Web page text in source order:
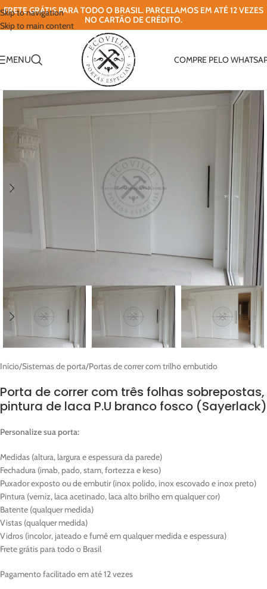
Skip to navigation
Skip to main content
FRETE GRÁTIS PARA TODO O BRASIL. PARCELAMOS EM ATÉ 12 VEZES
NO CARTÃO DE CRÉDITO.
MENU COMPRE PELO
Início/Sistemas de porta/Portas de correr com trilho embutido
Porta de correr com três folhas sobrepostas,
pintura de laca P.U branco fosco (Sayerlack)
Personalize sua porta:
Medidas (altura, largura e espessura da parede)
Fechadura (imab, pado, stam, fortezza e keso)
Puxador exposto ou de embutir (inox polido, inox escovado e inox preto)
Pintura (verniz, laca acetinado, laca alto brilho em qualquer cor)
Batente (qualquer medida)
Vistas (qualquer medida)
Vidros (incolor, jateado e fumê em qualquer medida e espessura)
Frete grátis para todo o Brasil
Pagamento facilitado em até 12 vezes